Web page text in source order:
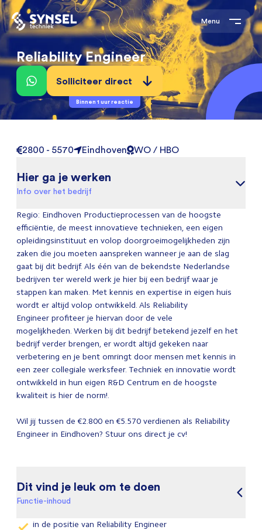
Menu
Reliability Engineer
Solliciteer direct
Binnen 1 uur reactie
2800 - 5570 Eindhoven WO / HBO
Hier ga je werken
Info over het bedrijf
Regio: Eindhoven Productieprocessen van de hoogste
efficiëntie, de meest innovatieve technieken, een eigen
opleidingsinstituut en volop doorgroeimogelijkheden zijn
zaken die jou moeten aanspreken wanneer je aan de slag
gaat bij dit bedrijf. Als één van de bekendste Nederlandse
bedrijven ter wereld werk je hier bij een bedrijf waar je
stappen kan maken. Met kennis en expertise in eigen huis
wordt er altijd volop ontwikkeld. Als Reliability
Engineer profiteer je hiervan door de vele
mogelijkheden. Werken bij dit bedrijf betekend jezelf en het
bedrijf verder brengen, er wordt altijd gekeken naar
verbetering en je bent omringt door mensen met kennis in
een zeer collegiale werksfeer. Techniek en innovatie wordt
ontwikkeld in hun eigen R&D Centrum en de hoogste
kwaliteit is hier de norm!.
Wil jij tussen de €2.800 en €5.570 verdienen als Reliability
Engineer in Eindhoven? Stuur ons direct je cv!
Dit vind je leuk om te doen
Functie-inhoud
in de positie van Reliability Engineer